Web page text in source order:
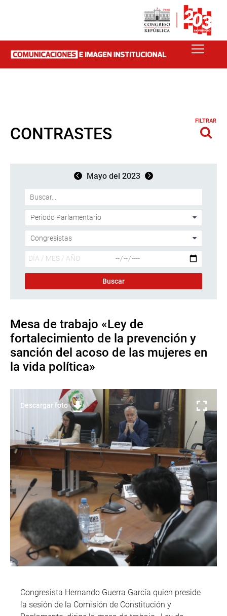
CONTRASTES
FILTRAR
Mayo del 2023
Mesa de trabajo «Ley de
fortalecimiento de la prevención y
sanción del acoso de las mujeres en
la vida política»
Descargar foto
Congresista Hernando Guerra García quien preside
la sesión de la Comisión de Constitución y